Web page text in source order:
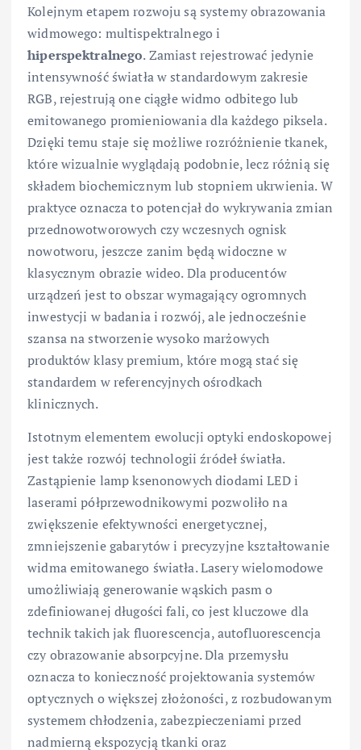
Kolejnym etapem rozwoju są systemy obrazowania
widmowego: multispektralnego i
hiperspektralnego. Zamiast rejestrować jedynie
intensywność światła w standardowym zakresie
RGB, rejestrują one ciągłe widmo odbitego lub
emitowanego promieniowania dla każdego piksela.
Dzięki temu staje się możliwe rozróżnienie tkanek,
które wizualnie wyglądają podobnie, lecz różnią się
składem biochemicznym lub stopniem ukrwienia. W
praktyce oznacza to potencjał do wykrywania zmian
przednowotworowych czy wczesnych ognisk
nowotworu, jeszcze zanim będą widoczne w
klasycznym obrazie wideo. Dla producentów
urządzeń jest to obszar wymagający ogromnych
inwestycji w badania i rozwój, ale jednocześnie
szansa na stworzenie wysoko marżowych
produktów klasy premium, które mogą stać się
standardem w referencyjnych ośrodkach
klinicznych.
Istotnym elementem ewolucji optyki endoskopowej
jest także rozwój technologii źródeł światła.
Zastąpienie lamp ksenonowych diodami LED i
laserami półprzewodnikowymi pozwoliło na
zwiększenie efektywności energetycznej,
zmniejszenie gabarytów i precyzyjne kształtowanie
widma emitowanego światła. Lasery wielomodowe
umożliwiają generowanie wąskich pasm o
zdefiniowanej długości fali, co jest kluczowe dla
technik takich jak fluorescencja, autofluorescencja
czy obrazowanie absorpcyjne. Dla przemysłu
oznacza to konieczność projektowania systemów
optycznych o większej złożoności, z rozbudowanym
systemem chłodzenia, zabezpieczeniami przed
nadmierną ekspozycją tkanki oraz